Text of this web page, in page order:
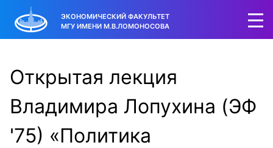
ЭКОНОМИЧЕСКИЙ ФАКУЛЬТЕТ
МГУ ИМЕНИ М.В.ЛОМОНОСОВА
Открытая лекция
Владимира Лопухина (ЭФ
'75) «Политика